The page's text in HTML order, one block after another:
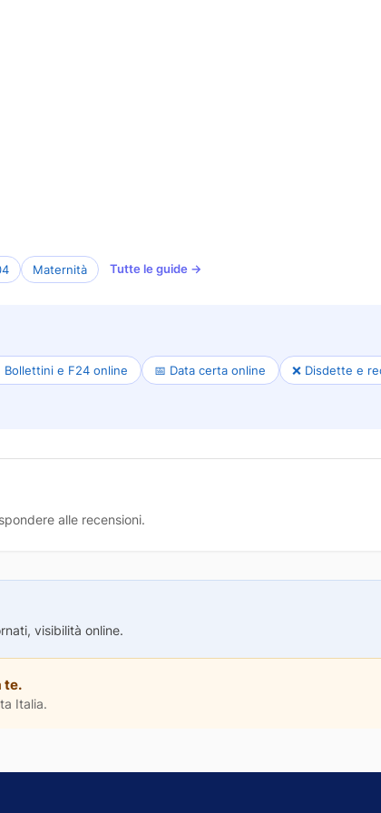
Maternità Tutte le guide →
Bollettini e F24 online 📅 Data certa online ❌ Disdette e
alle recensioni.
visibilità online.
te.
Italia.